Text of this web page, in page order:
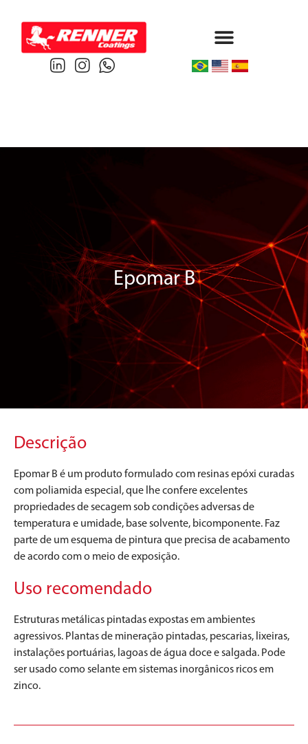
Epomar B
Descrição
Epomar B é um produto formulado com resinas epóxi curadas
com poliamida especial, que lhe confere excelentes
propriedades de secagem sob condições adversas de
temperatura e umidade, base solvente, bicomponente. Faz
parte de um esquema de pintura que precisa de acabamento
de acordo com o meio de exposição.
Uso recomendado
Estruturas metálicas pintadas expostas em ambientes
agressivos. Plantas de mineração pintadas, pescarias, lixeiras,
instalações portuárias, lagoas de água doce e salgada. Pode
ser usado como selante em sistemas inorgânicos ricos em
zinco.